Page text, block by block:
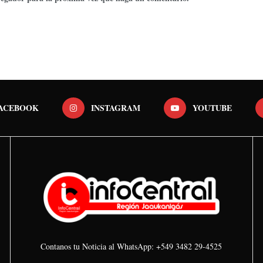
INSTAGRAM YOUTUBE
Contanos tu Noticia al WhatsApp: +549 3482 29-4525